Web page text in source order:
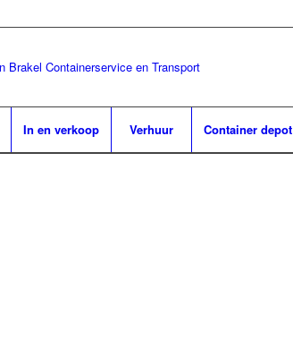
In en verkoop Verhuur Container depot